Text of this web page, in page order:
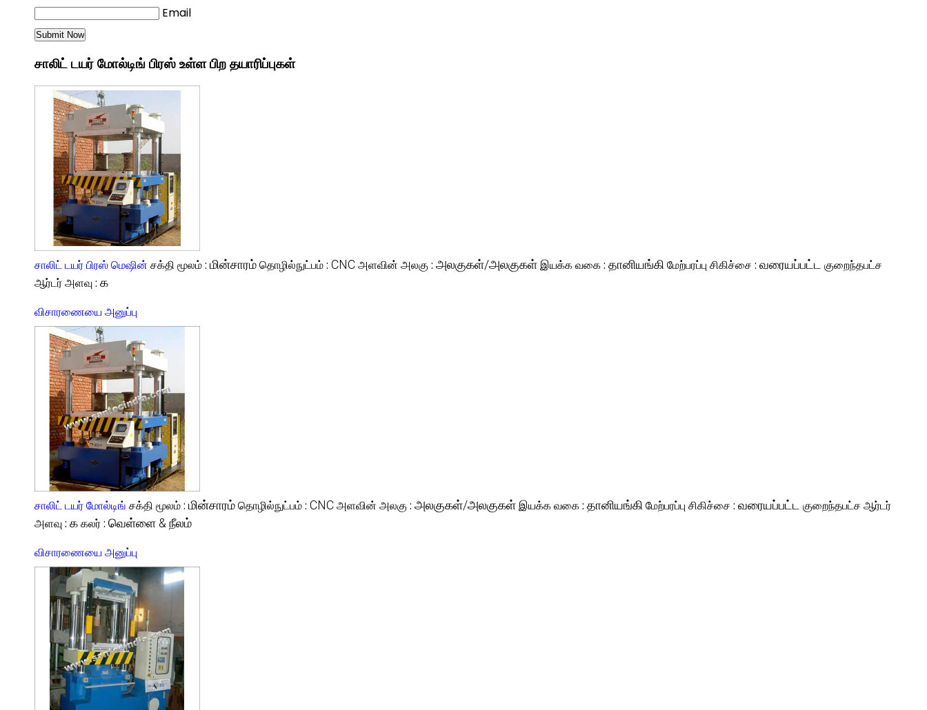
Email
சாலிட் டயர் மோல்டிங் பிரஸ் உள்ள பிற தயாரிப்புகள்
சாலிட் டயர் பிரஸ் மெஷின் சக்தி மூலம் : மின்சாரம்தொழில்நுட்பம் : CNCஅளவின் அலகு : அலகுகள்/அலகுகள்இயக்க வகை : தானியங்கி மேற்பரப்பு சிகிச்சை : வரையப்பட்ட
குறைந்தபட்ச
ஆர்டர் அளவு : ௧
விசாரணையை அனுப்பு
சாலிட் டயர் மோல்டிங் சக்தி மூலம் : மின்சாரம்தொழில்நுட்பம் : CNCஅளவின் அலகு : அலகுகள்/அலகுகள்இயக்க வகை : தானியங்கி மேற்பரப்பு சிகிச்சை : வரையப்பட்ட
குறைந்தபட்ச ஆர்டர்
அளவு : ௧கலர் : வெள்ளை & நீலம்
விசாரணையை அனுப்பு